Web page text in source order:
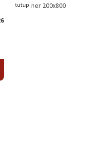
tutup
hubungi kami di